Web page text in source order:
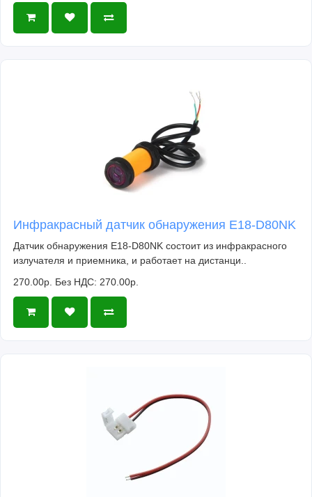
Инфракрасный датчик обнаружения E18-D80NK
Датчик обнаружения E18-D80NK состоит из инфракрасного
излучателя и приемника, и работает на дистанци..
270.00р. Без НДС: 270.00р.